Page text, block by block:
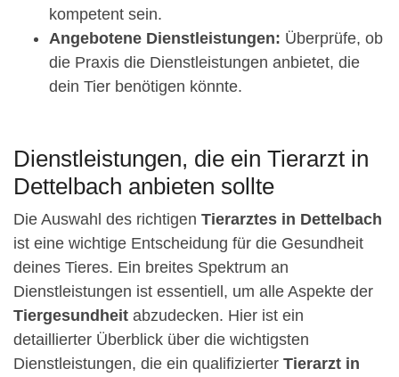
kompetent sein.
Angebotene Dienstleistungen: Überprüfe, ob
die Praxis die Dienstleistungen anbietet, die
dein Tier benötigen könnte.
Dienstleistungen, die ein Tierarzt in
Dettelbach anbieten sollte
Die Auswahl des richtigen Tierarztes in Dettelbach
ist eine wichtige Entscheidung für die Gesundheit
deines Tieres. Ein breites Spektrum an
Dienstleistungen ist essentiell, um alle Aspekte der
Tiergesundheit abzudecken. Hier ist ein
detaillierter Überblick über die wichtigsten
Dienstleistungen, die ein qualifizierter Tierarzt in